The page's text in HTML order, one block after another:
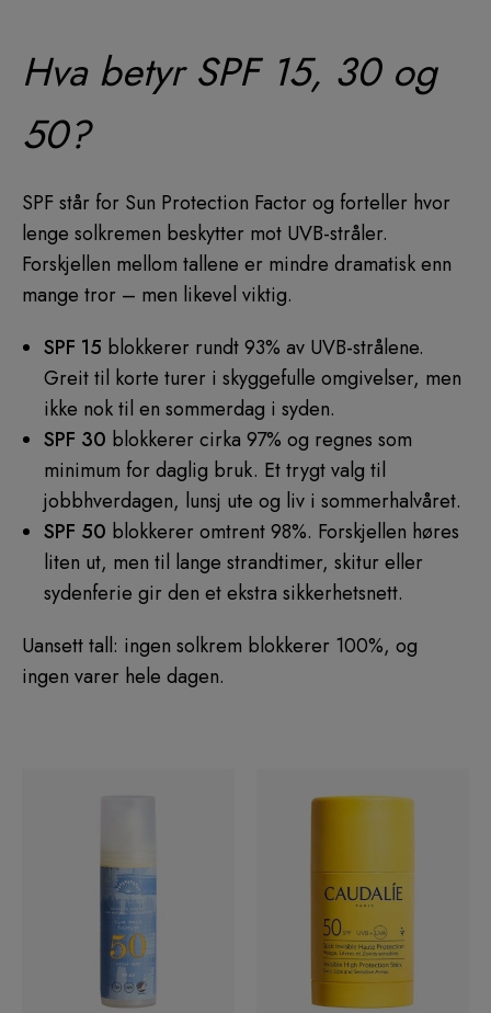
Hva betyr SPF 15, 30 og
50?
SPF står for Sun Protection Factor og forteller hvor
lenge solkremen beskytter mot UVB-stråler.
Forskjellen mellom tallene er mindre dramatisk enn
mange tror – men likevel viktig.
SPF 15 blokkerer rundt 93% av UVB-strålene.
Greit til korte turer i skyggefulle omgivelser, men
ikke nok til en sommerdag i syden.
SPF 30 blokkerer cirka 97% og regnes som
minimum for daglig bruk. Et trygt valg til
jobbhverdagen, lunsj ute og liv i sommerhalvåret.
SPF 50 blokkerer omtrent 98%. Forskjellen høres
liten ut, men til lange strandtimer, skitur eller
sydenferie gir den et ekstra sikkerhetsnett.
Uansett tall: ingen solkrem blokkerer 100%, og
ingen varer hele dagen.